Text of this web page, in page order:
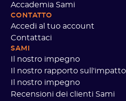
Accademia Sami
CONTATTO
Accedi al tuo account
Contattaci
SAMI
Il nostro impegno
Il nostro rapporto sull'impatto
Il nostro impegno
Recensioni dei clienti Sami